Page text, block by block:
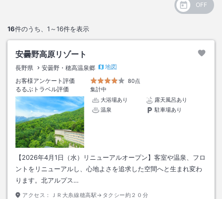
16件のうち、 1～16件を表示
安曇野高原リゾート
長野県 安曇野・穂高温泉郷
地図
お客様アンケート評価
80点
るるぶトラベル評価
集計中
大浴場あり
露天風呂あり
温泉
駐車場あり
【2026年4月1日（水）リニューアルオープン】客室や温泉、フロ
ントをリニューアルし、心地よさを追求した空間へと生まれ変わ
ります。北アルプス…
アクセス： ＪＲ大糸線穂高駅→タクシー約２０分